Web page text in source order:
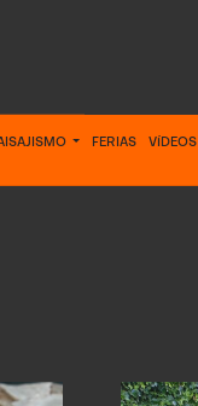
FERIAS VÍDEOS